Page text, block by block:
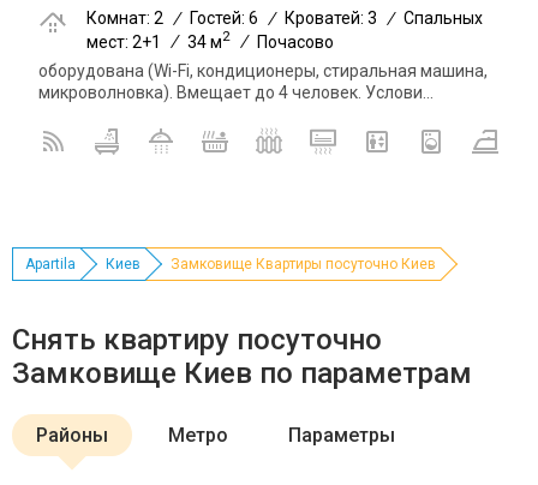
Комнат: 2
/ Гостей: 6 / Кроватей: 3 / Спальных
мест: 2+1
/ 34 м2 / Почасово
оборудована (Wi-Fi, кондиционеры, стиральная машина,
микроволновка). Вмещает до 4 человек. Услови...
Apartila Киев Замковище Квартиры посуточно Киев
Снять квартиру посуточно
Замковище Киев по параметрам
Районы Метро Параметры